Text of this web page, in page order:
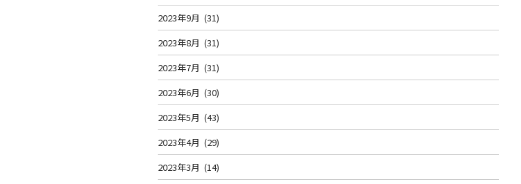
2023年9月 (31)
2023年8月 (31)
2023年7月 (31)
2023年6月 (30)
2023年5月 (43)
2023年4月 (29)
2023年3月 (14)